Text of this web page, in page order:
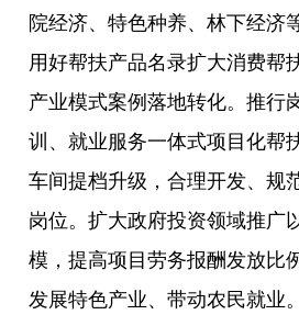
院经济、特色种养、林下经济
用好帮扶产品名录扩大消费帮
产业模式案例落地转化。推行
训、就业服务一体式项目化帮
车间提档升级，合理开发、规
岗位。扩大政府投资领域推广
模，提高项目劳务报酬发放比
发展特色产业、带动农民就业